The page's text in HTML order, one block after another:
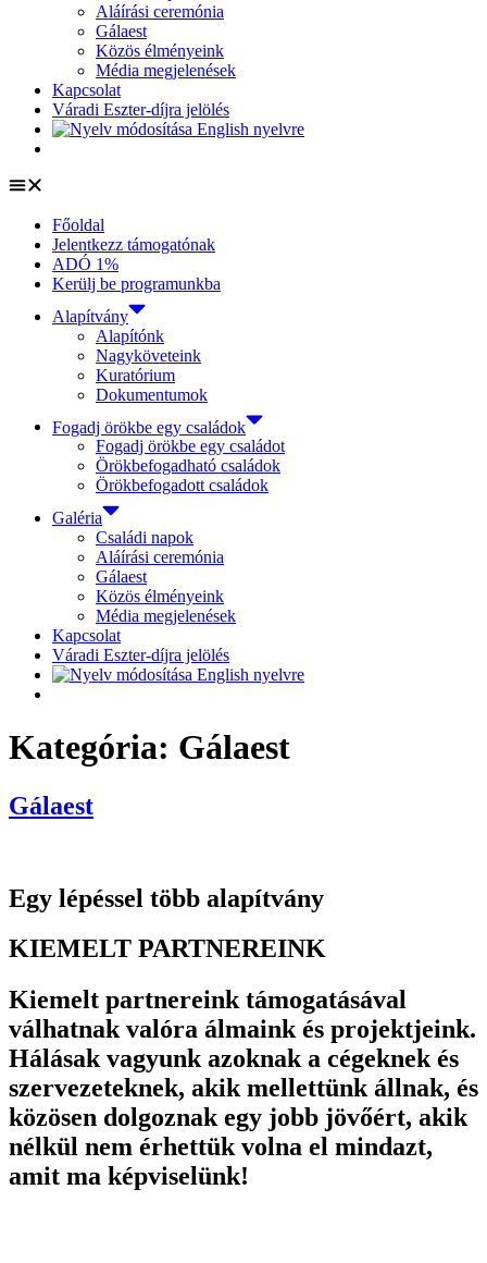
Aláírási ceremónia
Gálaest
Közös élményeink
Média megjelenések
Kapcsolat
Váradi Eszter-díjra jelölés
Főoldal
Jelentkezz támogatónak
ADÓ 1%
Kerülj be programunkba
Alapítvány
Alapítónk
Nagyköveteink
Kuratórium
Dokumentumok
Fogadj örökbe egy családok
Fogadj örökbe egy családot
Örökbefogadható családok
Örökbefogadott családok
Galéria
Családi napok
Aláírási ceremónia
Gálaest
Közös élményeink
Média megjelenések
Kapcsolat
Váradi Eszter-díjra jelölés
Kategória: Gálaest
Gálaest
Egy lépéssel több alapítvány
KIEMELT PARTNEREINK
Kiemelt partnereink támogatásával
válhatnak valóra álmaink és projektjeink.
Hálásak vagyunk azoknak a cégeknek és
szervezeteknek, akik mellettünk állnak, és
közösen dolgoznak egy jobb jövőért, akik
nélkül nem érhettük volna el mindazt,
amit ma képviselünk!